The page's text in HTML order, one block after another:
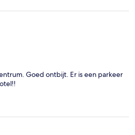
Goed ontbijt. Er is een parkeer